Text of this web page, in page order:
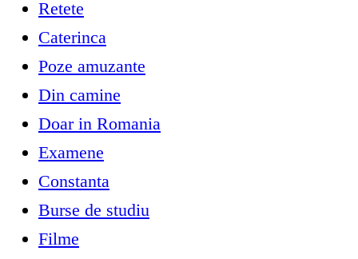
Retete
Caterinca
Poze amuzante
Din camine
Doar in Romania
Examene
Constanta
Burse de studiu
Filme